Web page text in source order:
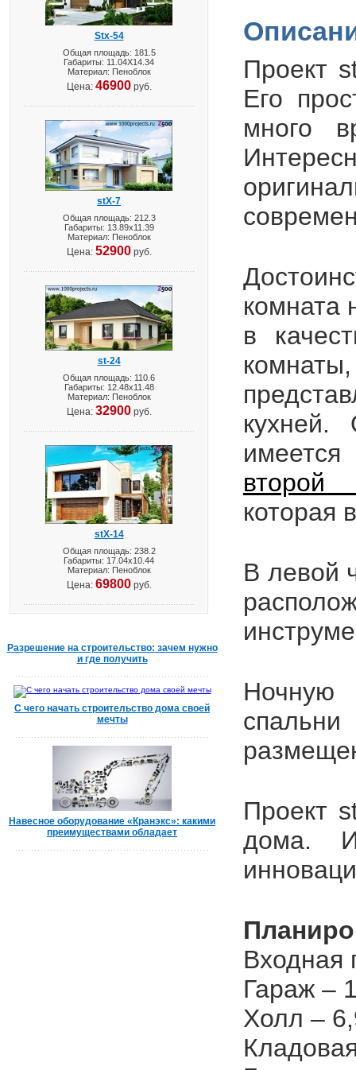
Stx-54
Общая площадь: 181.5
Габариты: 11.04X14.34
Материал: Пеноблок
Цена: 46900руб.
stX-7
Общая площадь: 212.3
Габариты: 13.89х11.39
Материал: Пеноблок
Цена: 52900руб.
st-24
Общая площадь: 110.6
Габариты: 12.48х11.48
Материал: Пеноблок
Цена: 32900руб.
stX-14
Общая площадь: 238.2
Габариты: 17.04х10.44
Материал: Пеноблок
Цена: 69800руб.
Разрешение на строительство: зачем нужно
и где получить
С чего начать строительство дома своей
мечты
Навесное оборудование «Кранэкс»: какими
преимуществами обладает
Проект
Его
много
комната
в
кухней.
второй
которая
В левой
Ночную
Проект
дома.
Входная
Гараж –
Холл –